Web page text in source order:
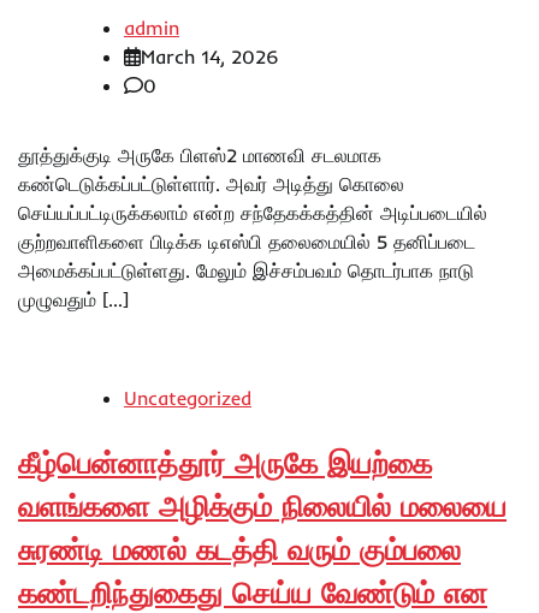
admin
March 14, 2026
0
தூத்துக்குடி அருகே பிளஸ்2 மாணவி சடலமாக
கண்டெடுக்கப்பட்டுள்ளார். அவர் அடித்து கொலை
செய்யப்பட்டிருக்கலாம் என்ற சந்தேகக்கத்தின் அடிப்படையில்
குற்றவாளிகளை பிடிக்க டிஎஸ்பி தலைமையில் 5 தனிப்படை
அமைக்கப்பட்டுள்ளது. மேலும் இச்சம்பவம் தொடர்பாக நாடு
முழுவதும் […]
Uncategorized
கீழ்பென்னாத்தூர் அருகே இயற்கை
வளங்களை அழிக்கும் நிலையில் மலையை
சுரண்டி மணல் கடத்தி வரும் கும்பலை
கண்டறிந்துகைது செய்ய வேண்டும் என